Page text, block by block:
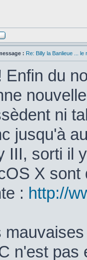
: Re: Billy la Banlieue ... le
Enfin du
ni
jusqu'à
III, sorti il
X sont
: http://
n'est pas